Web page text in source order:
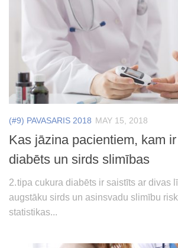
(#9) PAVASARIS 2018 MAY 15, 2018
Kas jāzina pacientiem, kam
diabēts un sirds slimības
2. tipa cukura diabēts ir saistīts ar divas
augstāku sirds un asinsvadu slimību
statistikas...